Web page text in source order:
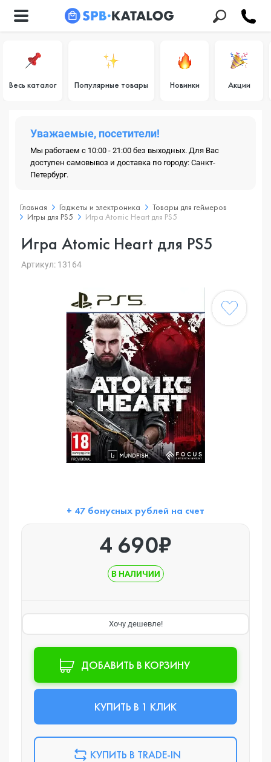
Весь каталог Популярные товары Новинки Акции
Уважаемые, посетители!
Мы работаем с 10:00 - 21:00 без выходных. Для Вас
доступен самовывоз и доставка по городу: Санкт-
Петербург.
Главная Гаджеты и электроника
Товары для геймеров
Игры для PS5
Игра Atomic Heart для PS5
Игра Atomic Heart для PS5
Артикул: 13164
+ 47 бонусных рублей на счет
4 690₽
В НАЛИЧИИ
Хочу дешевле!
ДОБАВИТЬ В КОРЗИНУ
КУПИТЬ В 1 КЛИК
КУПИТЬ В TRADE-IN